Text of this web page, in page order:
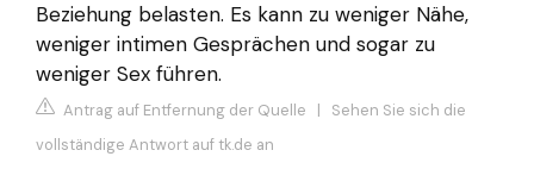
Beziehung belasten. Es kann zu weniger Nähe,
weniger intimen Gesprächen und sogar zu
weniger Sex führen.
Antrag auf Entfernung der Quelle | Sehen Sie sich die
vollständige Antwort auf tk.de an